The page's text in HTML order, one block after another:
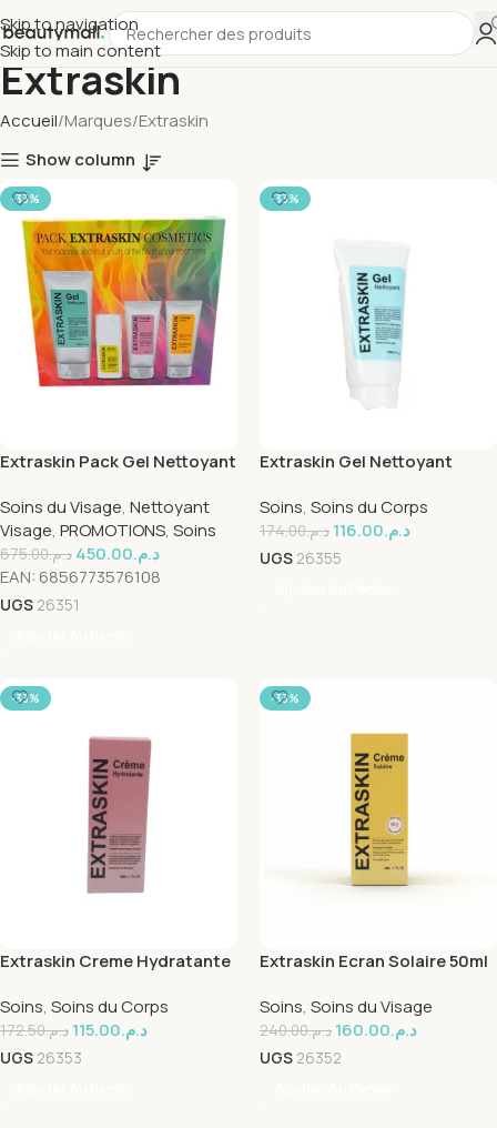
Skip to navigation
Skip to main content
Extraskin
Accueil Marques Extraskin
Show column
-33%
Extraskin Pack Gel Nettoyant
hydratant 50ml+Creme
Solaire 50ml
Soins du Visage, Nettoyant
Visage, PROMOTIONS, Soins
د.م.675.00 د.م.450.00
EAN: 6856773576108
UGS 26351
-33%
Extraskin Gel Nettoyant
Soins, Soins du Corps
د.م.174.00 د.م.116.00
UGS 26355
-33%
Extraskin Creme Hydratante
Soins, Soins du Corps
د.م.172.50 د.م.115.00
UGS 26353
-33%
Extraskin Ecran Solaire 50ml
Soins, Soins du Visage
د.م.240.00 د.م.160.00
UGS 26352